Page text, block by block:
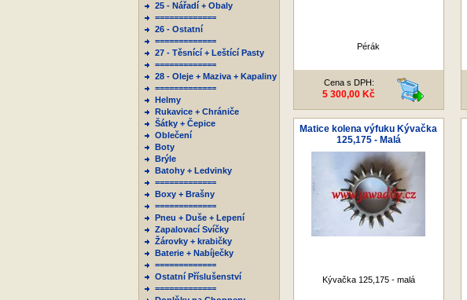
25 - Nářadí + Obaly
=============
26 - Ostatní
=============
27 - Těsnící + Leštící Pasty
=============
28 - Oleje + Maziva + Kapaliny
=============
Helmy
Rukavice + Chrániče
Šátky + Čepice
Oblečení
Boty
Brýle
Batohy + Ledvinky
=============
Boxy + Brašny
=============
Pneu + Duše + Lepení
Zapalovací Svíčky
Žárovky + krabičky
Baterie + Nabíječky
=============
Ostatní Příslušenství
=============
Pérák
Cena s DPH:
5 300,00 Kč
Matice kolena výfuku Kývačka
125,175 - Malá
Kývačka 125,175 - malá